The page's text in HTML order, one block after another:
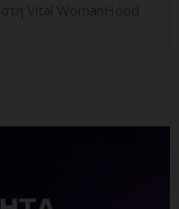
Vital WomanHood